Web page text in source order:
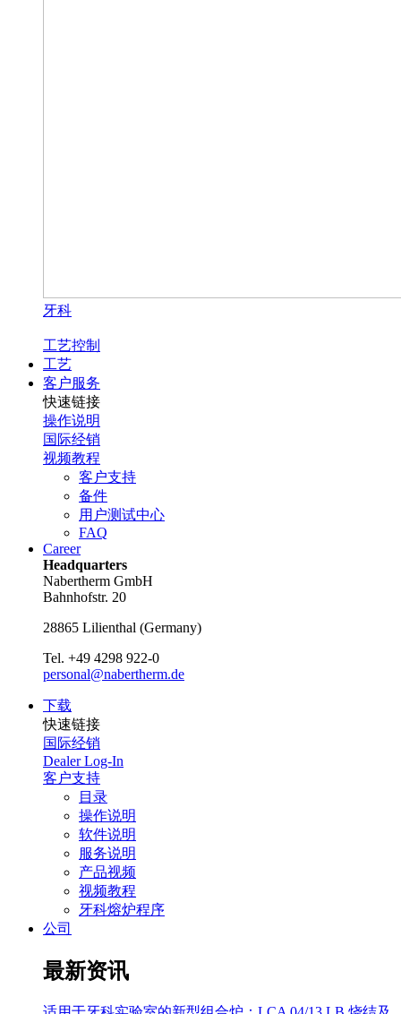
牙科
工艺控制
工艺
客户服务
快速链接
操作说明
国际经销
视频教程
客户支持
备件
用户测试中心
FAQ
Career
Headquarters
Nabertherm GmbH
Bahnhofstr. 20
28865 Lilienthal (Germany)
Tel. +49 4298 922-0
personal@nabertherm.de
下载
快速链接
国际经销
Dealer Log-In
客户支持
目录
操作说明
软件说明
服务说明
产品视频
视频教程
牙科熔炉程序
公司
最新资讯